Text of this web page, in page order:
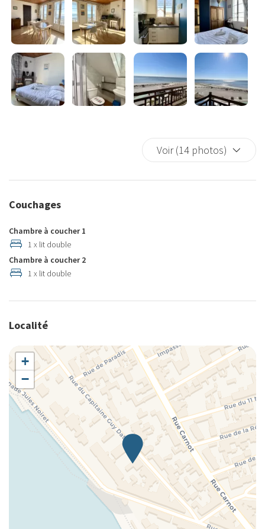
Voir (14 photos)
Couchages
Chambre à coucher 1
1 x lit double
Chambre à coucher 2
1 x lit double
Localité
+
−